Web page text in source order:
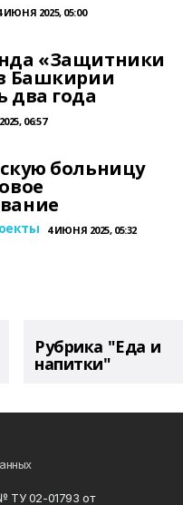
ИЮНЯ 2025, 05:00
«Защитники
Башкирии
два года
06:57
больницу
4 ИЮНЯ 2025, 05:32
Рубрика "Еда и
напитки"
ТУ 02-01793 от